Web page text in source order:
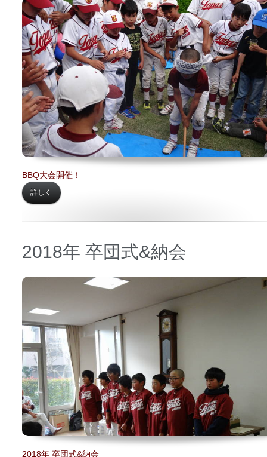
日時 【2018年05月06日】
場所 【 内田邸】
BBQ大会開催！
詳しく
2018年 卒団式&納会
場所 【
関町内会館】
2018年 卒団式&納会